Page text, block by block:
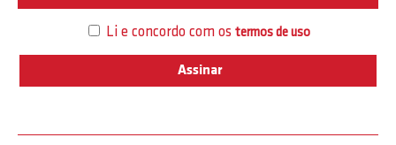
Li e concordo com os termos de uso